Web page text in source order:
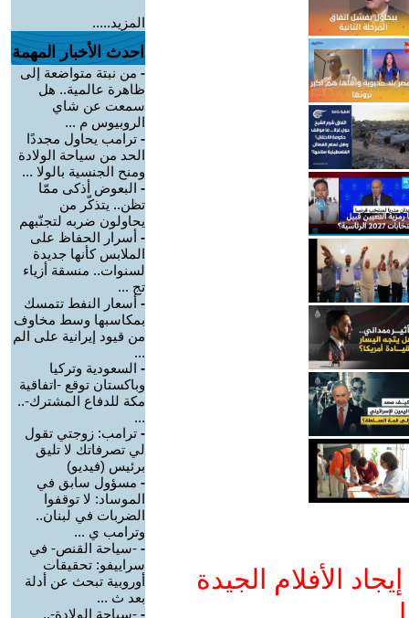
الأفلام الجيدة
المزيد.....
احدث الأخبار المهمة
- من نبتة متواضعة إلى
ظاهرة عالمية.. هل
سمعت عن شاي
الروبيوس م ...
- ترامب يحاول مجددًا
الحد من سياحة الولادة
ومنح الجنسية بالولا ...
- البعوض أذكى ممّا
تظن.. يتذكّر من
يحاولون ضربه لتجنّبهم
- أسرار الحفاظ على
الملابس كأنها جديدة
لسنوات.. منسقة أزياء
تج ...
- أسعار النفط تتمسك
بمكاسبها وسط مخاوف
من قيود إيرانية على الم
...
- السعودية وتركيا
وباكستان توقع -اتفاقية
مكة للدفاع المشترك-..
...
- ترامب: زوجتي تقول
لي تصرفاتك لا تليق
برئيس (فيديو)
- مسؤول سابق في
الموساد: لا توقفوا
الضربات في لبنان..
وترامب ي ...
- -سياحة القنص- في
سراييفو: تحقيقات
أوروبية تبحث عن أدلة
بعد ث ...
- -سياحة الولادة-..